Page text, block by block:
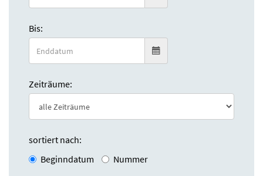
Bis:
Zeiträume:
sortiert nach:
Beginndatum
Nummer